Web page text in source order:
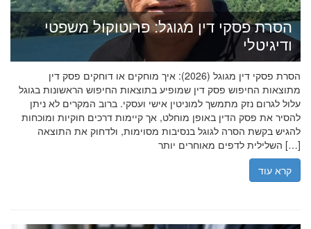
הסרת פסקי דין מגוגל: פרוטוקול משפטי
ודיגיטלי
הסרת פסקי דין מגוגל (2026): איך מוחקים או דוחקים פסק דין
מתוצאות החיפוש פסק דין שמופיע בתוצאות החיפוש הראשונות בגוגל
עלול לגרום נזק מתמשך למוניטין אישי ועסקי. ברוב המקרים לא ניתן
להסיר את פסק הדין באופן מוחלט, אך קיימות דרכים חוקיות ומוכחות
להגיש בקשת הסרה לגוגל בנסיבות מסוימות, ולדחוק את התוצאה
השלילית לדפים מאוחרים יותר […]
קרא עוד